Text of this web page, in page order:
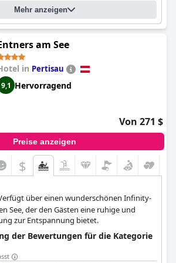
Mehr anzeigen
am See
in Pertisau
9,1 Hervorragend
Von 271 $
Preise anzeigen
$
über einen wunderschönen Infinity-
See, der den Gästen eine ruhige und
zur Entspannung bietet.
der Bewertungen für die Kategorie